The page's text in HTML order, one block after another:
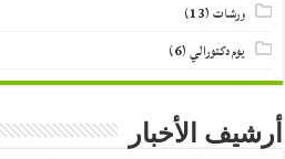
ورشات(13)
يوم دكتورالي(6)
أرشيف الأخبار